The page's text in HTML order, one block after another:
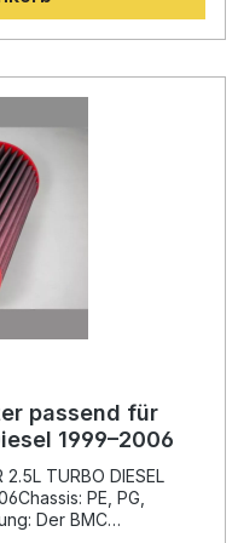
eine fugenlose
sicherstellt. Der
Weichgummi, das
dünnflüssigen Öl
bei
erreicht – ideal für
schützt das
und Korrosion.
Motorleistung
BMC
Lange
und Schutzabdeckung
passend für
1999–2006
TURBO DIESEL
PE, PG,
Der BMC